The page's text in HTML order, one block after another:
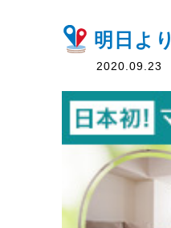
明日より
2020.09.23